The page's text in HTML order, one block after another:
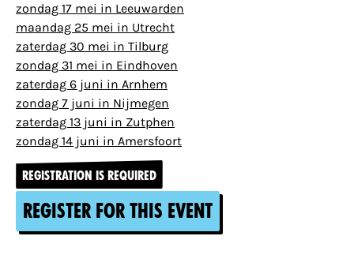
zondag 17 mei in Leeuwarden
maandag 25 mei in Utrecht
zaterdag 30 mei in Tilburg
zondag 31 mei in Eindhoven
zaterdag 6 juni in Arnhem
zondag 7 juni in Nijmegen
zaterdag 13 juni in Zutphen
zondag 14 juni in Amersfoort
REGISTRATION IS REQUIRED
Register for this event